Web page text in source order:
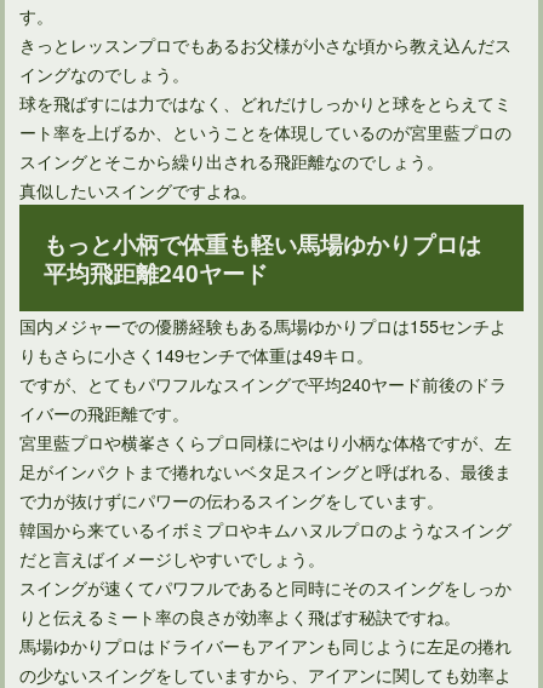
ドライバーのバックスピンが飛距離減の原因というのは間違い
やはり得！アイアンで飛距離アップするのに効果的な方法とは
す。
きっとレッスンプロでもあるお父様が小さな頃から教え込んだス
イングなのでしょう。
球を飛ばすには力ではなく、どれだけしっかりと球をとらえてミ
ート率を上げるか、ということを体現しているのが宮里藍プロの
スイングとそこから繰り出される飛距離なのでしょう。
真似したいスイングですよね。
もっと小柄で体重も軽い馬場ゆかりプロは
平均飛距離240ヤード
国内メジャーでの優勝経験もある馬場ゆかりプロは155センチよ
りもさらに小さく149センチで体重は49キロ。
ですが、とてもパワフルなスイングで平均240ヤード前後のドラ
イバーの飛距離です。
宮里藍プロや横峯さくらプロ同様にやはり小柄な体格ですが、左
足がインパクトまで捲れないベタ足スイングと呼ばれる、最後ま
で力が抜けずにパワーの伝わるスイングをしています。
韓国から来ているイボミプロやキムハヌルプロのようなスイング
だと言えばイメージしやすいでしょう。
スイングが速くてパワフルであると同時にそのスイングをしっか
りと伝えるミート率の良さが効率よく飛ばす秘訣ですね。
馬場ゆかりプロはドライバーもアイアンも同じように左足の捲れ
の少ないスイングをしていますから、アイアンに関しても効率よ